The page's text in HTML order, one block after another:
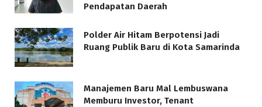
Pendapatan Daerah
Polder Air Hitam Berpotensi Jadi
Ruang Publik Baru di Kota Samarinda
Manajemen Baru Mal Lembuswana
Memburu Investor, Tenant